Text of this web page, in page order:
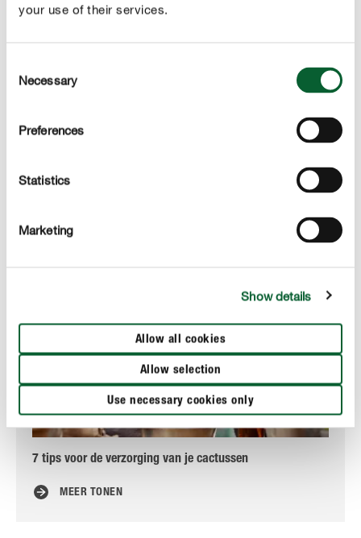
your use of their services.
Selection
Necessary
Preferences
Statistics
Marketing
Show details
Allow all cookies
Allow selection
Use necessary cookies only
7 tips voor de verzorging van je cactussen
MEER TONEN